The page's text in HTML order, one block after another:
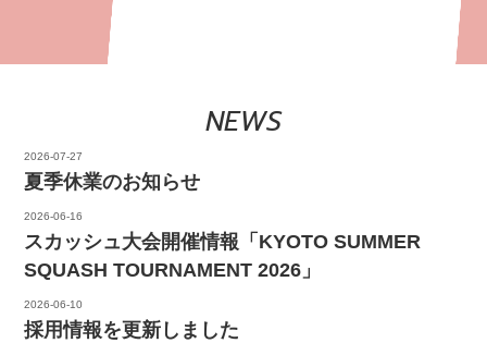
NEWS
2026-07-27
夏季休業のお知らせ
2026-06-16
スカッシュ大会開催情報「KYOTO SUMMER
SQUASH TOURNAMENT 2026」
2026-06-10
採用情報を更新しました